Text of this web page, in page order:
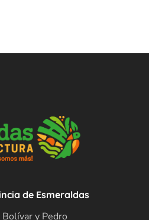
de Esmeraldas
y Pedro